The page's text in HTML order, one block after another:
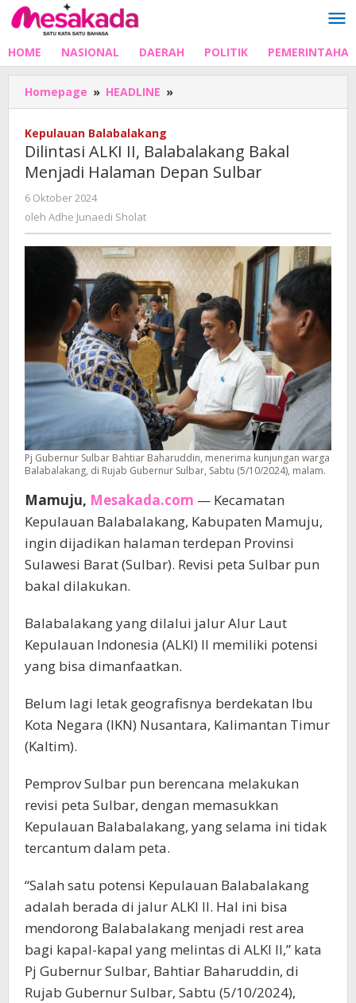
Lewati
ke
HOME NASIONAL DAERAH POLITIK
Homepage » HEADLINE »
ALKI
Bakal
Menjadi
Kepulauan Balabalakang
Dilintasi ALKI II, Balabalakang Bakal
Menjadi Halaman Depan Sulbar
6 Oktober 2024
Adhe
oleh Adhe Junaedi Sholat
Pj Gubernur Sulbar Bahtiar Baharuddin, menerima kunjungan warga
Balabalakang, di Rujab Gubernur Sulbar, Sabtu (5/10/2024), malam.
Mamuju, Mesakada.com — Kecamatan
Kepulauan Balabalakang, Kabupaten Mamuju,
ingin dijadikan halaman terdepan Provinsi
Sulawesi Barat (Sulbar). Revisi peta Sulbar pun
bakal dilakukan.
Balabalakang yang dilalui jalur Alur Laut
Kepulauan Indonesia (ALKI) II memiliki potensi
yang bisa dimanfaatkan.
Belum lagi letak geografisnya berdekatan Ibu
Kota Negara (IKN) Nusantara, Kalimantan Timur
(Kaltim).
Pemprov Sulbar pun berencana melakukan
revisi peta Sulbar, dengan memasukkan
Kepulauan Balabalakang, yang selama ini tidak
tercantum dalam peta.
“Salah satu potensi Kepulauan Balabalakang
adalah berada di jalur ALKI II. Hal ini bisa
mendorong Balabalakang menjadi rest area
bagi kapal-kapal yang melintas di ALKI II,” kata
Pj Gubernur Sulbar, Bahtiar Baharuddin, di
Rujab Gubernur Sulbar, Sabtu (5/10/2024),